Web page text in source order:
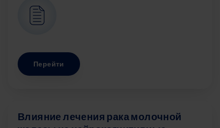
Перейти
Влияние лечения рака молочной